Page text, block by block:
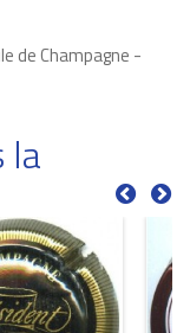
de Champagne -
la